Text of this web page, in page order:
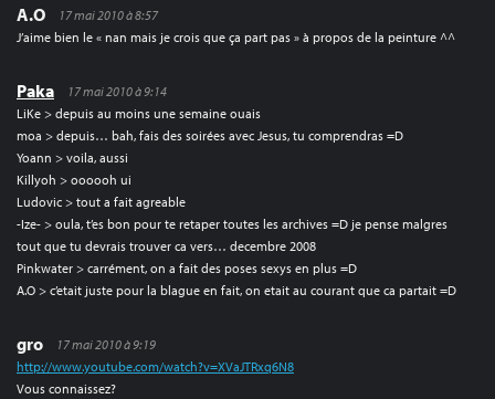
A.O
17 mai 2010 à 8:57
J’aime bien le « nan mais je crois que ça part pas » à propos de la peinture ^^
Paka
17 mai 2010 à 9:14
LiKe > depuis au moins une semaine ouais
moa > depuis… bah, fais des soirées avec Jesus, tu comprendras =D
Yoann > voila, aussi
Killyoh > oooooh ui
Ludovic > tout a fait agreable
-Ize- > oula, t’es bon pour te retaper toutes les archives =D je pense malgres
tout que tu devrais trouver ca vers… decembre 2008
Pinkwater > carrément, on a fait des poses sexys en plus =D
A.O > c’etait juste pour la blague en fait, on etait au courant que ca partait =D
gro
17 mai 2010 à 9:19
http://www.youtube.com/watch?v=XVaJTRxq6N8
Vous connaissez?